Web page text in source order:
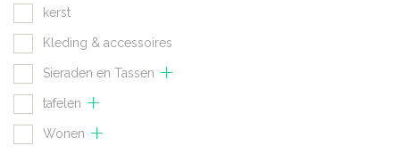
kerst
Kleding & accessoires
Sieraden en Tassen
tafelen
Wonen